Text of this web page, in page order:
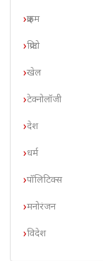
क्राइम
क्रिप्टो
खेल
टेक्नोलॉजी
देश
धर्म
पॉलिटिक्स
मनोरंजन
विदेश